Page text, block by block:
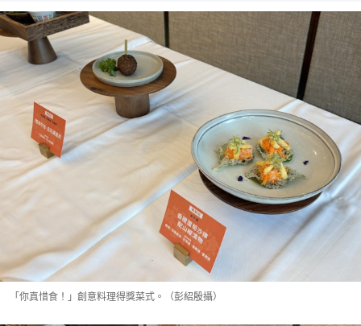
「你真惜食！」創意料理得獎菜式。（彭紹殷攝）